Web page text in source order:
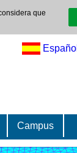
que
Español
Campus